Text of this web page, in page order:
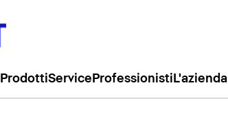
ProdottiService Professionisti L'azienda